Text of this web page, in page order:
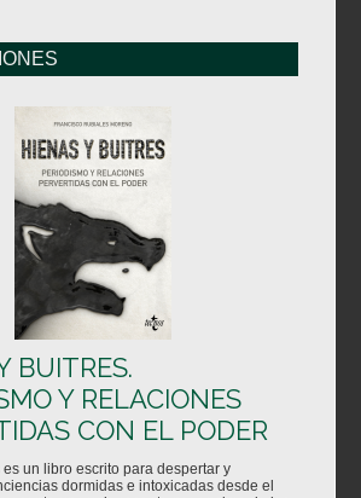
BUITRES.
Y RELACIONES
CON EL PODER
es un libro escrito para despertar y
dormidas e intoxicadas desde el